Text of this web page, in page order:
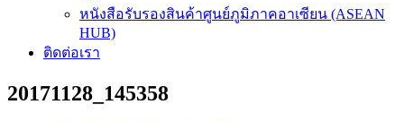
หนังสือรับรองสินค้าศูนย์ภูมิภาคอาเซียน (ASEAN
HUB)
ติดต่อเรา
20171128_145358